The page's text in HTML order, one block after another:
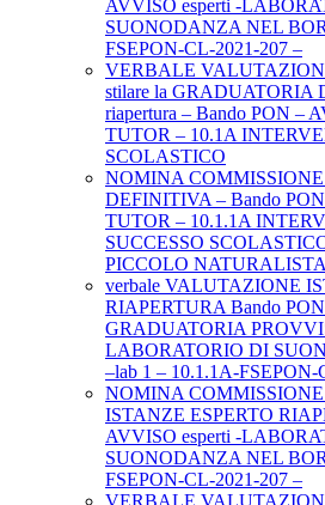
AVVISO esperti -
SUONODANZA NEL
FSEPON-CL-2021-207 –
VERBALE
stilare la GRADUATORIA
riapertura – Bando PON –
TUTOR – 10.1A
SCOLASTICO
NOMINA
DEFINITIVA – Bando
TUTOR – 10.1.1A
SUCCESSO
PICCOLO NATURALISTA
verbale VALUTAZIONE
RIAPERTURA Bando
GRADUATORIA
LABORATORIO DI
–lab 1 – 10.1.1A-FSEPON-
NOMINA
ISTANZE ESPERTO
AVVISO esperti -
SUONODANZA NEL
FSEPON-CL-2021-207 –